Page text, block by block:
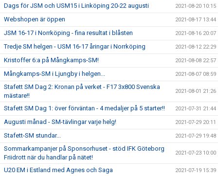
Dags för JSM och USM15 i Linköping 20-22 augusti 2021-08-20 10:15
Webshopen är öppen 2021-08-17 13:44
JSM 16-17 i Norrköping - fina resultat i blåsten 2021-08-16 20:07
Tredje SM helgen - USM 16-17 åringar i Norrköping 2021-08-12 22:29
Kristoffer 6:a på Mångkamps-SM! 2021-08-08 22:57
Mångkamps-SM i Ljungby i helgen... 2021-08-07 08:59
Stafett SM Dag 2: Kronan på verket - F17 3x800 Svenska
mästare!!
2021-08-01 21:26
Stafett SM Dag 1: över förväntan - 4 medaljer på 5 starter!! 2021-07-31 21:44
Augusti månad - SM-tävlingar varje helg! 2021-07-29 20:11
Stafett-SM stundar... 2021-07-29 19:48
Sommarkampanjer på Sponsorhuset - stöd IFK Göteborg
Friidrott när du handlar på nätet!
2021-07-23 10:00
U20 EM i Estland med Agnes och Saga 2021-07-19 15:39